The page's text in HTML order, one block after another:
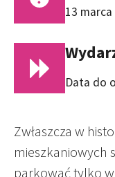
13
Data do
Zwłaszcza w
mieszkaniowych
parkować tylko